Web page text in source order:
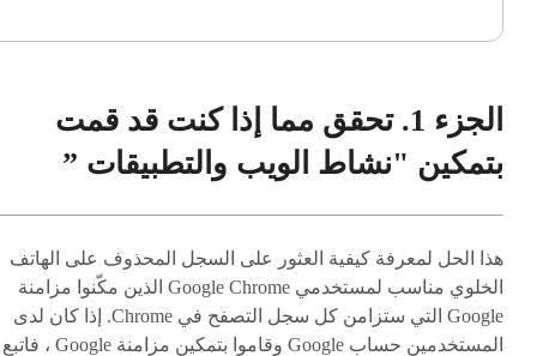
الجزء 1. تحقق مما إذا كنت قد قمت
بتمكين "نشاط الويب والتطبيقات ”
هذا الحل لمعرفة كيفية العثور على السجل المحذوف على الهاتف
الخلوي مناسب لمستخدمي Google Chrome الذين مكّنوا مزامنة
Google التي ستزامن كل سجل التصفح في Chrome. إذا كان لدى
المستخدمين حساب Google وقاموا بتمكين مزامنة Google ، فاتبع